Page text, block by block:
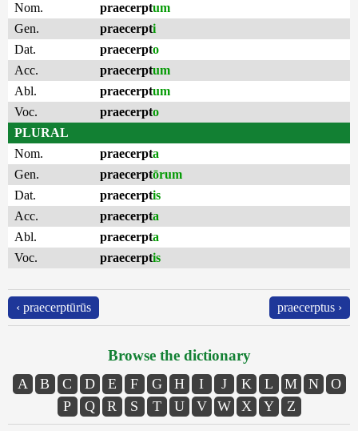
Nom.
praecerptum
Gen.
praecerpti
Dat.
praecerpto
Acc.
praecerptum
Abl.
praecerptum
Voc.
praecerpto
PLURAL
Nom.
praecerpta
Gen.
praecerptōrum
Dat.
praecerptis
Acc.
praecerpta
Abl.
praecerpta
Voc.
praecerptis
‹ praecerptūrūs praecerptus ›
Browse the dictionary
A B C D E F G H I J K L M N
O
P
Q R S T U V W X Y Z